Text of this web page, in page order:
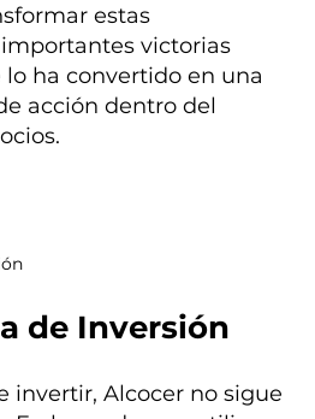
de Inversión
invertir, Alcocer no sigue
estas
victorias
ha convertido en una
acción dentro del